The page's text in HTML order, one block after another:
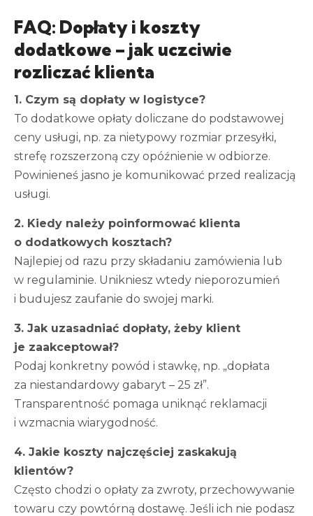
FAQ: Dopłaty i koszty
dodatkowe – jak uczciwie
rozliczać klienta
1. Czym są dopłaty w logistyce?
To dodatkowe opłaty doliczane do podstawowej
ceny usługi, np. za nietypowy rozmiar przesyłki,
strefę rozszerzoną czy opóźnienie w odbiorze.
Powinieneś jasno je komunikować przed realizacją
usługi.
2. Kiedy należy poinformować klienta
o dodatkowych kosztach?
Najlepiej od razu przy składaniu zamówienia lub
w regulaminie. Unikniesz wtedy nieporozumień
i budujesz zaufanie do swojej marki.
3. Jak uzasadniać dopłaty, żeby klient
je zaakceptował?
Podaj konkretny powód i stawkę, np. „dopłata
za niestandardowy gabaryt – 25 zł”.
Transparentność pomaga uniknąć reklamacji
i wzmacnia wiarygodność.
4. Jakie koszty najczęściej zaskakują
klientów?
Często chodzi o opłaty za zwroty, przechowywanie
towaru czy powtórną dostawę. Jeśli ich nie podasz